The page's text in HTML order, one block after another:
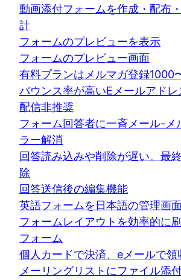
動画添付フォームを作成・配布
計
フォームのプレビューを表示
フォームのプレビュー画面
有料プランはメルマガ登録1000
バウンス率が高いEメールアド
配信非推奨
フォーム回答者に一斉メール-メ
ラー解消
回答読み込みや削除が遅い。最
除
回答送信後の編集機能
英語フォームを日本語の管理画
フォームレイアウトを効率的に
フォーム
個人カードで決済、eメールで領
メーリングリストにファイル添